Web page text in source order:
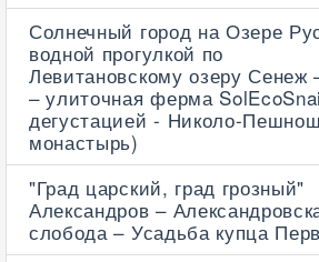
Солнечный город на Озере
водной прогулкой по
Левитановскому озеру Сенеж
– улиточная ферма
дегустацией - Николо-
монастырь)
"Град царский, град грозный"
Александров –
слобода – Усадьба купца